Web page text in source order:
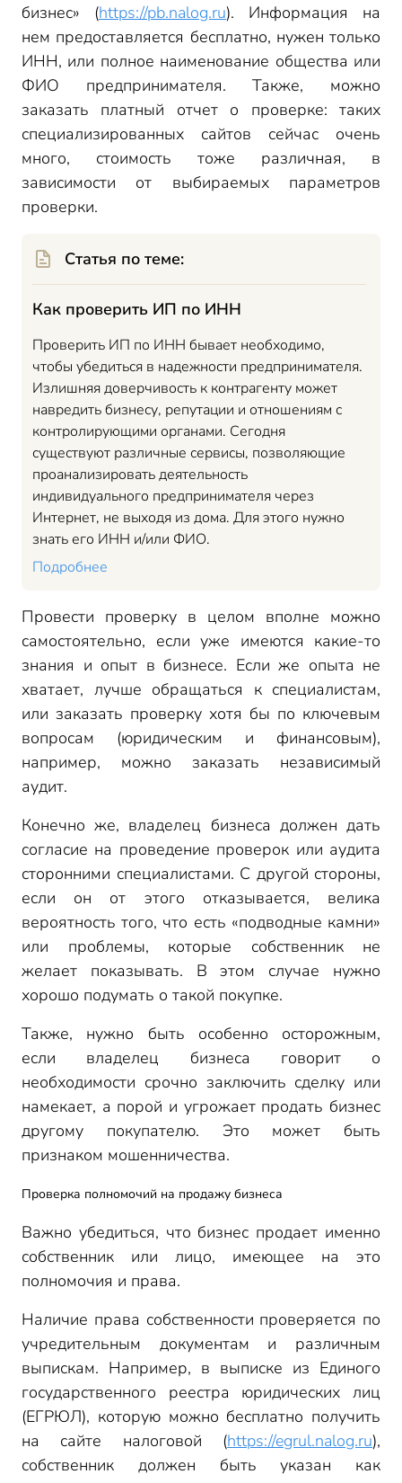
бизнес» (https://pb.nalog.ru). Информация на
нем предоставляется бесплатно, нужен только
ИНН, или полное наименование общества или
ФИО предпринимателя. Также, можно
заказать платный отчет о проверке: таких
специализированных сайтов сейчас очень
много, стоимость тоже различная, в
зависимости от выбираемых параметров
проверки.
Статья по теме:
Как проверить ИП по ИНН
Проверить ИП по ИНН бывает необходимо,
чтобы убедиться в надежности предпринимателя.
Излишняя доверчивость к контрагенту может
навредить бизнесу, репутации и отношениям с
контролирующими органами. Сегодня
существуют различные сервисы, позволяющие
проанализировать деятельность
индивидуального предпринимателя через
Интернет, не выходя из дома. Для этого нужно
знать его ИНН и/или ФИО.
Подробнее
Провести проверку в целом вполне можно
самостоятельно, если уже имеются какие-то
знания и опыт в бизнесе. Если же опыта не
хватает, лучше обращаться к специалистам,
или заказать проверку хотя бы по ключевым
вопросам (юридическим и финансовым),
например, можно заказать независимый
аудит.
Конечно же, владелец бизнеса должен дать
согласие на проведение проверок или аудита
сторонними специалистами. С другой стороны,
если он от этого отказывается, велика
вероятность того, что есть «подводные камни»
или проблемы, которые собственник не
желает показывать. В этом случае нужно
хорошо подумать о такой покупке.
Также, нужно быть особенно осторожным,
если владелец бизнеса говорит о
необходимости срочно заключить сделку или
намекает, а порой и угрожает продать бизнес
другому покупателю. Это может быть
признаком мошенничества.
Проверка полномочий на продажу бизнеса
Важно убедиться, что бизнес продает именно
собственник или лицо, имеющее на это
полномочия и права.
Наличие права собственности проверяется по
учредительным документам и различным
выпискам. Например, в выписке из Единого
государственного реестра юридических лиц
(ЕГРЮЛ), которую можно бесплатно получить
на сайте налоговой (https://egrul.nalog.ru),
собственник должен быть указан как